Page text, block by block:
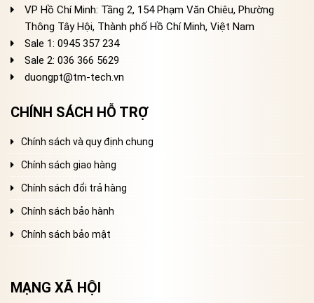
VP Hồ Chí Minh: Tầng 2, 154 Phạm Văn Chiêu, Phường
Thông Tây Hội, Thành phố Hồ Chí Minh, Việt Nam
Sale 1: 0945 357 234
Sale 2: 036 366 5629
duongpt@tm-tech.vn
CHÍNH SÁCH HỖ TRỢ
Chính sách và quy định chung
Chính sách giao hàng
Chính sách đổi trả hàng
Chính sách bảo hành
Chính sách bảo mật
MẠNG XÃ HỘI